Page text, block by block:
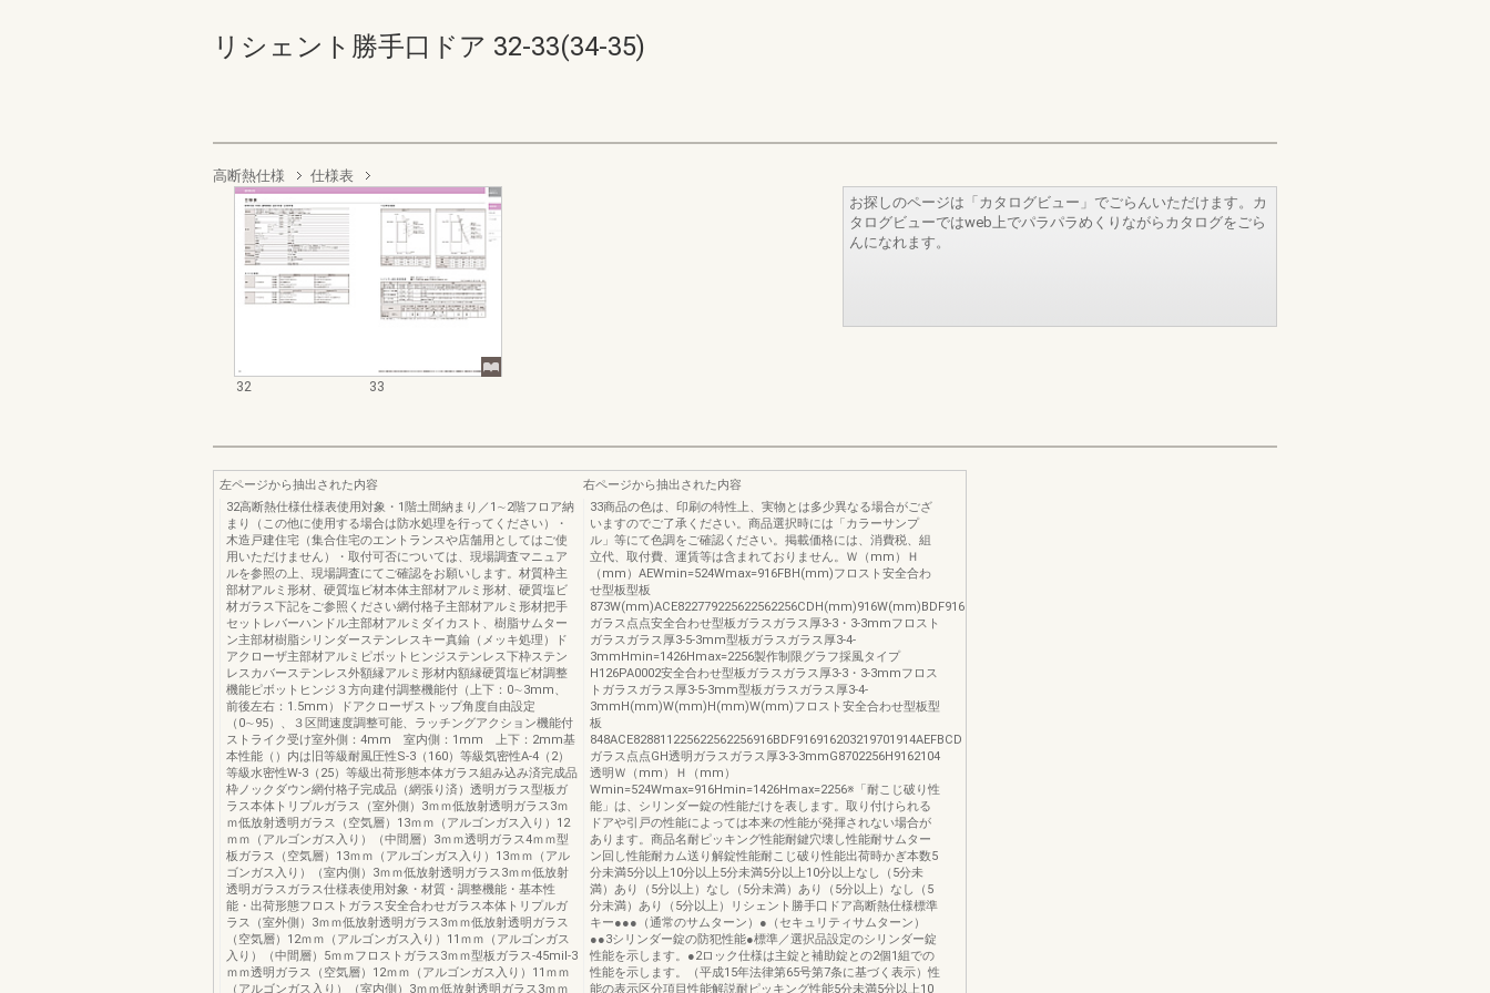
リシェント勝手口ドア 32-33(34-35)
高断熱仕様 仕様表
32 33
お探しのページは「カタログビュー」でごらんいただけます。カ
タログビューではweb上でパラパラめくりながらカタログをごら
んになれます。
左ページから抽出された内容
32高断熱仕様仕様表使用対象・1階土間納まり／1∼2階フロア納
まり（この他に使用する場合は防水処理を行ってください）・
木造戸建住宅（集合住宅のエントランスや店舗用としてはご使
用いただけません）・取付可否については、現場調査マニュア
ルを参照の上、現場調査にてご確認をお願いします。材質枠主
部材アルミ形材、硬質塩ビ材本体主部材アルミ形材、硬質塩ビ
材ガラス下記をご参照ください網付格子主部材アルミ形材把手
セットレバーハンドル主部材アルミダイカスト、樹脂サムター
ン主部材樹脂シリンダーステンレスキー真鍮（メッキ処理）ド
アクローザ主部材アルミピボットヒンジステンレス下枠ステン
レスカバーステンレス外額縁アルミ形材内額縁硬質塩ビ材調整
機能ピボットヒンジ３方向建付調整機能付（上下：0∼3mm、
前後左右：1.5mm）ドアクローザストップ角度自由設定
（0∼95）、３区間速度調整可能、ラッチングアクション機能付
ストライク受け室外側：4mm 室内側：1mm 上下：2mm基
本性能（）内は旧等級耐風圧性S-3（160）等級気密性A-4（2）
等級水密性W-3（25）等級出荷形態本体ガラス組み込み済完成品
枠ノックダウン網付格子完成品（網張り済）透明ガラス型板ガ
ラス本体トリプルガラス（室外側）3ｍｍ低放射透明ガラス3ｍ
ｍ低放射透明ガラス（空気層）13ｍｍ（アルゴンガス入り）12
ｍｍ（アルゴンガス入り）（中間層）3ｍｍ透明ガラス4ｍｍ型
板ガラス（空気層）13ｍｍ（アルゴンガス入り）13ｍｍ（アル
ゴンガス入り）（室内側）3ｍｍ低放射透明ガラス3ｍｍ低放射
透明ガラスガラス仕様表使用対象・材質・調整機能・基本性
能・出荷形態フロストガラス安全合わせガラス本体トリプルガ
ラス（室外側）3ｍｍ低放射透明ガラス3ｍｍ低放射透明ガラス
（空気層）12ｍｍ（アルゴンガス入り）11ｍｍ（アルゴンガス
入り）（中間層）5ｍｍフロストガラス3ｍｍ型板ガラス-45mil-3
ｍｍ透明ガラス（空気層）12ｍｍ（アルゴンガス入り）11ｍｍ
（アルゴンガス入り）（室内側）3ｍｍ低放射透明ガラス3ｍｍ
右ページから抽出された内容
33商品の色は、印刷の特性上、実物とは多少異なる場合がござ
いますのでご了承ください。商品選択時には「カラーサンプ
ル」等にて色調をご確認ください。掲載価格には、消費税、組
立代、取付費、運賃等は含まれておりません。Ｗ（mm）Ｈ
（mm）AEWmin=524Wmax=916FBH(mm)フロスト安全合わ
せ型板型板
873W(mm)ACE822779225622562256CDH(mm)916W(mm)BDF916916212319641829
ガラス点点安全合わせ型板ガラスガラス厚3-3・3-3mmフロスト
ガラスガラス厚3-5-3mm型板ガラスガラス厚3-4-
3mmHmin=1426Hmax=2256製作制限グラフ採風タイプ
H126PA0002安全合わせ型板ガラスガラス厚3-3・3-3mmフロス
トガラスガラス厚3-5-3mm型板ガラスガラス厚3-4-
3mmH(mm)W(mm)H(mm)W(mm)フロスト安全合わせ型板型
板
848ACE828811225622562256916BDF916916203219701914AEFBCD
ガラス点点GH透明ガラスガラス厚3-3-3mmG8702256H9162104
透明Ｗ（mm）Ｈ（mm）
Wmin=524Wmax=916Hmin=1426Hmax=2256※「耐こじ破り性
能」は、シリンダー錠の性能だけを表します。取り付けられる
ドアや引戸の性能によっては本来の性能が発揮されない場合が
あります。商品名耐ピッキング性能耐鍵穴壊し性能耐サムター
ン回し性能耐カム送り解錠性能耐こじ破り性能出荷時かぎ本数5
分未満5分以上10分以上5分未満5分以上10分以上なし（5分未
満）あり（5分以上）なし（5分未満）あり（5分以上）なし（5
分未満）あり（5分以上）リシェント勝手口ドア高断熱仕様標準
キー●●●（通常のサムターン）●（セキュリティサムターン）
●●3シリンダー錠の防犯性能●標準／選択品設定のシリンダー錠
性能を示します。●2ロック仕様は主錠と補助錠との2個1組での
性能を示します。（平成15年法律第65号第7条に基づく表示）性
能の表示区分項目性能解説耐ピッキング性能5分未満5分以上10